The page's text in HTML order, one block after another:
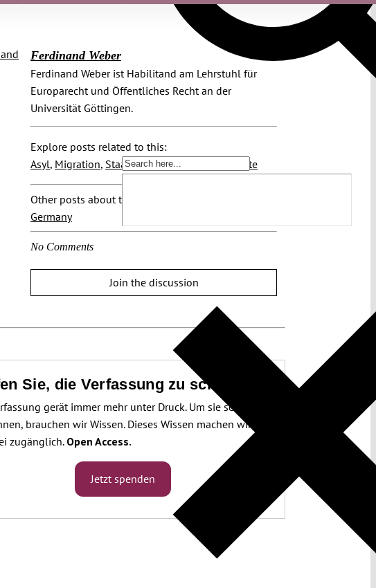
Ferdinand Weber
Ferdinand Weber ist Habilitand am Lehrstuhl für
Europarecht und Öffentliches Recht an der
Universität Göttingen.
Explore posts related to this:
Asyl, Migration, Staatsbürgerschaft Statusrechte
Other posts about this region:
Germany
No Comments
Join the discussion
Sie, die Verfassung zu schützen!
gerät immer mehr unter Druck. Um sie schützen
brauchen wir Wissen. Dieses Wissen machen wir für
zugänglich.Open Access.
Jetzt spenden